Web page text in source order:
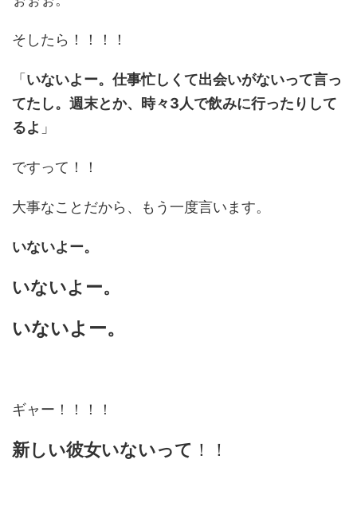
そしたら！！！！
「いないよー。仕事忙しくて出会いがないって言っ
てたし。週末とか、時々3人で飲みに行ったりして
るよ 」
ですって！！
大事なことだから、もう一度言います。
いないよー。
いないよー。
いないよー。
ギャー！！！！
新しい彼女いないって ！！